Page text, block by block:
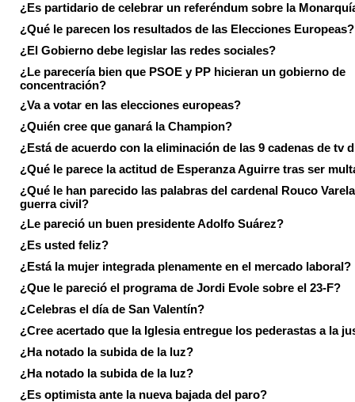
¿Es partidario de celebrar un referéndum sobre la
¿Qué le parecen los resultados de las Elecciones Europeas?
¿El Gobierno debe legislar las redes sociales?
¿Le parecería bien que PSOE y PP hicieran un gobierno de
concentración?
¿Va a votar en las elecciones europeas?
¿Quién cree que ganará la Champion?
¿Está de acuerdo con la eliminación de las 9 cadenas de tv
¿Qué le parece la actitud de Esperanza Aguirre tras ser
¿Qué le han parecido las palabras del cardenal Rouco
guerra civil?
¿Le pareció un buen presidente Adolfo Suárez?
¿Es usted feliz?
¿Está la mujer integrada plenamente en el mercado laboral?
¿Que le pareció el programa de Jordi Evole sobre el 23-F?
¿Celebras el día de San Valentín?
¿Cree acertado que la Iglesia entregue los pederastas a la
¿Ha notado la subida de la luz?
¿Ha notado la subida de la luz?
¿Es optimista ante la nueva bajada del paro?